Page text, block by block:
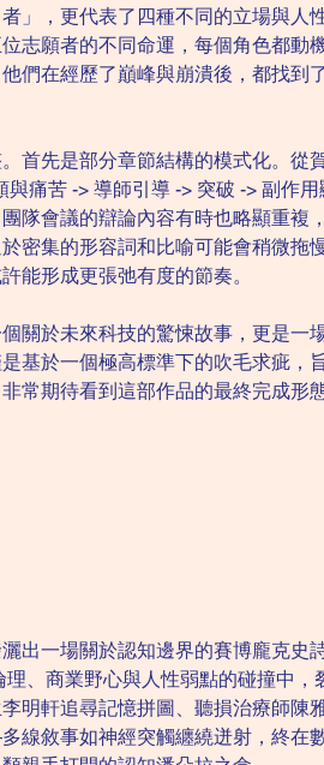
」，更代表了四種不同的立場與人
志願者的不同命運，每個角色都動
們在經歷了巔峰與崩潰後，都找到
首先是部分章節結構的模式化。從
痛苦 -> 導師引導 -> 突破 -> 副作
隊會議的辯論內容有時也略顯重複
密集的形容詞和比喻可能會稍微拖
能形成更張弛有度的節奏。
關於未來科技的驚悚故事，更是一
基於一個極高標準下的吹毛求疵，
常期待看到這部作品的最終完成形
出一場關於認知邊界的賽博龐克史
、商業野心與人性弱點的碰撞中，
軒追尋記憶拼圖、聽損治療師陳
敘事如神經突觸纏繞迸射，終在